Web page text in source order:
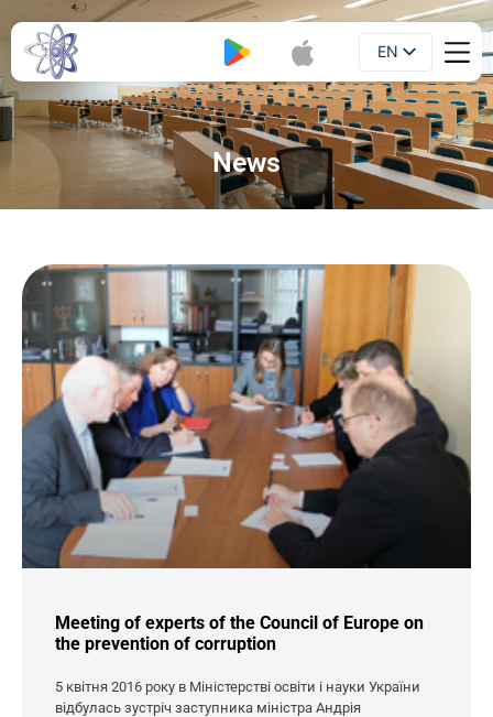
EN
UA
News
Meeting of experts of the Council of Europe on
the prevention of corruption
5 квітня 2016 року в Міністерстві освіти і науки України
відбулась зустріч заступника міністра Андрія